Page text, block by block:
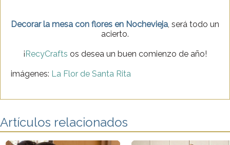
Decorar la mesa con flores en Nochevieja, será todo un
acierto.
¡ RecyCrafts os desea un buen comienzo de año!
imágenes: La Flor de Santa Rita
Artículos relacionados